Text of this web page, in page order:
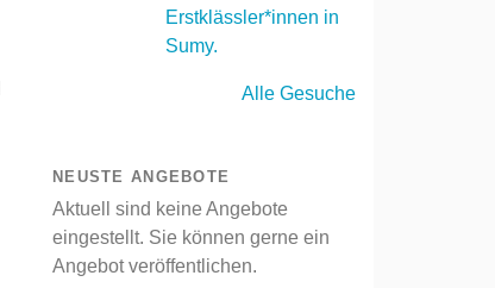
Erstklässler*innen in
Sumy.
Alle Gesuche
NEUSTE ANGEBOTE
Aktuell sind keine Angebote
eingestellt. Sie können gerne ein
Angebot veröffentlichen.